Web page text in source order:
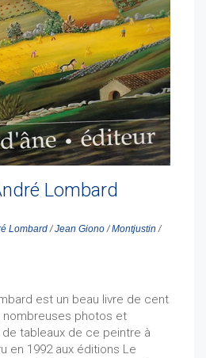
Lombard
Lombard/Jean Giono/Montjustin /
est un beau livre de cent
photos et
tableaux de ce peintre à
en 1992 aux éditions Le